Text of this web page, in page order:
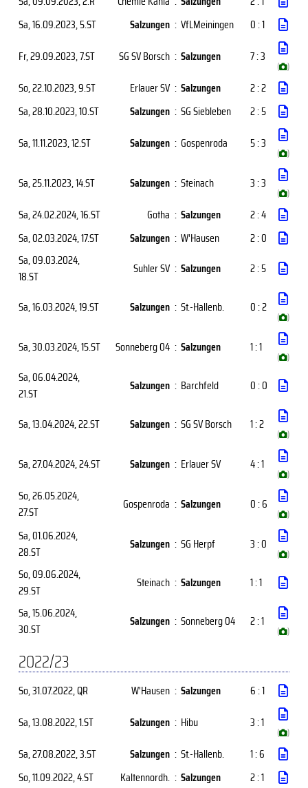
Sa, 16.09.2023, 5.ST Salzungen : VfLMeiningen
0 : 1
Fr, 29.09.2023, 7.ST SG SV Borsch : Salzungen 7 : 3
( )
So, 22.10.2023, 9.ST Erlauer SV : Salzungen
2 : 2
Sa, 28.10.2023, 10.ST Salzungen : SG Siebleben
2 : 5
Sa, 11.11.2023, 12.ST Salzungen : Gospenroda 5 : 3
( )
Sa, 25.11.2023, 14.ST Salzungen : Steinach 3 : 3
( )
Sa, 24.02.2024, 16.ST Gotha : Salzungen
2 : 4
Sa, 02.03.2024, 17.ST Salzungen : W'Hausen
2 : 0
Sa, 09.03.2024,
18.ST
Suhler SV : Salzungen 2 : 5
Sa, 16.03.2024, 19.ST Salzungen : St.-Hallenb. 0 : 2
( )
Sa, 30.03.2024, 15.ST Sonneberg 04 : Salzungen 1 : 1
( )
Sa, 06.04.2024,
21.ST
Salzungen : Barchfeld 0 : 0
Sa, 13.04.2024, 22.ST Salzungen : SG SV Borsch 1 : 2
( )
Sa, 27.04.2024, 24.ST Salzungen : Erlauer SV 4 : 1
( )
So, 26.05.2024,
27.ST
Gospenroda : Salzungen 0 : 6
( )
Sa, 01.06.2024,
28.ST
Salzungen : SG Herpf 3 : 0
( )
So, 09.06.2024,
29.ST
Steinach : Salzungen
1 : 1
Sa, 15.06.2024,
30.ST
Salzungen : Sonneberg 04 2 : 1
( )
2022/23
So, 31.07.2022, QR W'Hausen : Salzungen
6 : 1
Sa, 13.08.2022, 1.ST Salzungen : Hibu 3 : 1
( )
Sa, 27.08.2022, 3.ST Salzungen : St.-Hallenb.
1 : 6
So, 11.09.2022, 4.ST Kaltennordh. : Salzungen
2 : 1